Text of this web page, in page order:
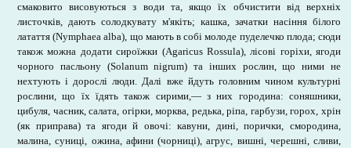
смаковито висовуються з води та, якщо їх обчистити від верхніх
листочків, дають солодкувату м'якіть; кашка, зачатки насіння білого
латаття (Nymphaea alba), що мають в собі молоде пуделечко плода; сюди
також можна додати сироїжки (Agaricus Rossula), лісові горіхи, ягоди
чорного пасльону (Solanum nigrum) та інших рослин, що ними не
нехтують і дорослі люди. Далі вже йдуть головним чином культурні
рослини, що їх їдять також сирими,— з них городина: соняшники,
цибуля, часник, салата, огірки, морква, редька, ріпа, гарбузи, горох, хрін
(як приправа) та ягоди й овочі: кавуни, дині, порички, смородина,
малина, суниці, ожина, афини (чорниці), агрус, вишні, черешні, сливи,